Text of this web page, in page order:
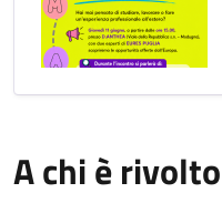
A chi è rivolto